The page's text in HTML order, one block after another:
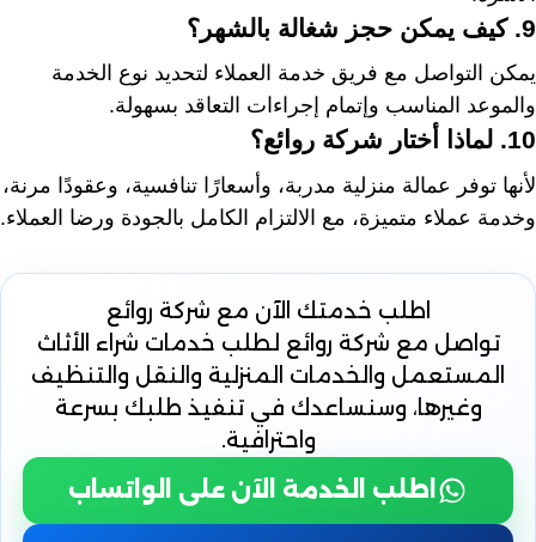
9. كيف يمكن حجز شغالة بالشهر؟
يمكن التواصل مع فريق خدمة العملاء لتحديد نوع الخدمة
والموعد المناسب وإتمام إجراءات التعاقد بسهولة.
10. لماذا أختار شركة روائع؟
لأنها توفر عمالة منزلية مدربة، وأسعارًا تنافسية، وعقودًا مرنة،
وخدمة عملاء متميزة، مع الالتزام الكامل بالجودة ورضا العملاء.
اطلب خدمتك الآن مع شركة روائع
تواصل مع شركة روائع لطلب خدمات شراء الأثاث
المستعمل والخدمات المنزلية والنقل والتنظيف
وغيرها، وسنساعدك في تنفيذ طلبك بسرعة
واحترافية.
اطلب الخدمة الآن على الواتساب